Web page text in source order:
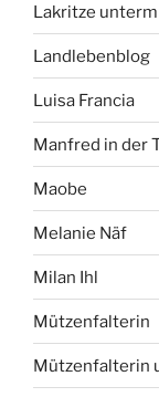
Lakritze
Landlebenblog
Luisa Francia
Manfred in der
Maobe
Melanie Näf
Milan Ihl
Mützenfalterin
Mützenfalterin